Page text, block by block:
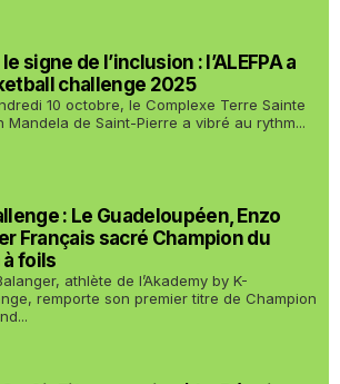
signe de l’inclusion : l’ALEFPA a
challenge 2025
10 octobre, le Complexe Terre Sainte
Mandela de Saint-Pierre a vibré au rythm...
: Le Guadeloupéen, Enzo
Français sacré Champion du
foils
athlète de l’Akademy by K-
remporte son premier titre de Champion